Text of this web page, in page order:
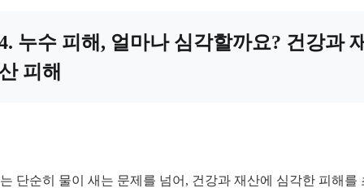
누수 피해, 얼마나 심각할까요? 건강과
피해
단순히 물이 새는 문제를 넘어, 건강과 재산에 심각한 피해를